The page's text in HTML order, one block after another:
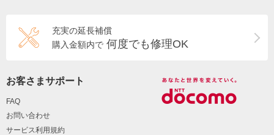
充実の延長補償
購入金額内で 何度でも修理OK
お客さまサポート
FAQ
お問い合わせ
サービス利用規約